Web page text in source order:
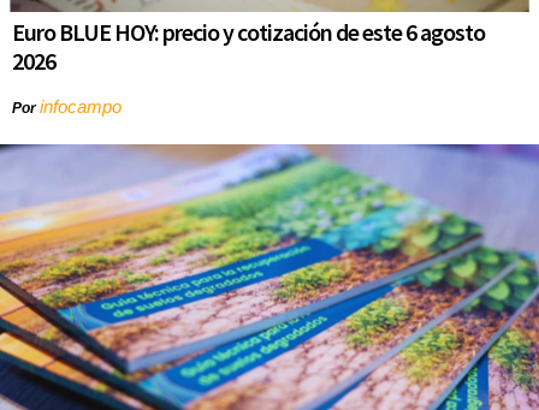
Euro BLUE HOY: precio y cotización de este 6 agosto
2026
Porinfocampo